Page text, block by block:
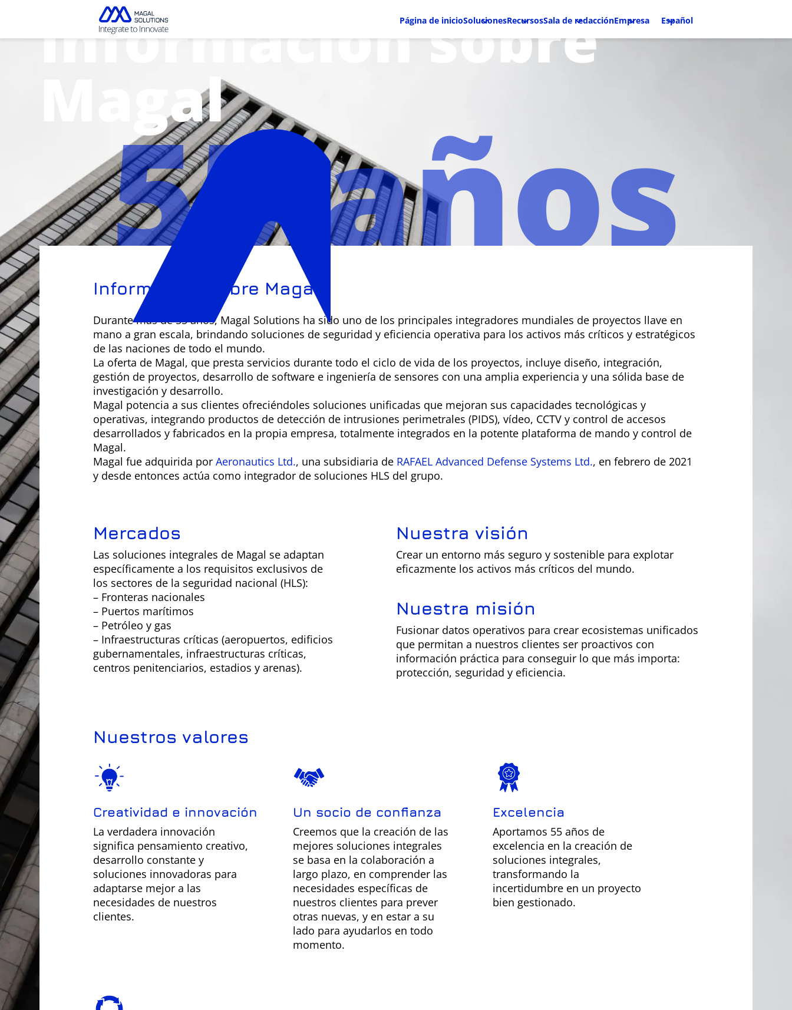
Página de inicioSolucionesRecursosSala de redacciónEmpresa Español
Información sobre
Magal
55 años
Información sobre Magal
Durante más de 55 años, Magal Solutions ha sido uno de los principales integradores mundiales de proyectos llave en
mano a gran escala, brindando soluciones de seguridad y eficiencia operativa para los activos más críticos y estratégicos
de las naciones de todo el mundo.
La oferta de Magal, que presta servicios durante todo el ciclo de vida de los proyectos, incluye diseño, integración,
gestión de proyectos, desarrollo de software e ingeniería de sensores con una amplia experiencia y una sólida base de
investigación y desarrollo.
Magal potencia a sus clientes ofreciéndoles soluciones unificadas que mejoran sus capacidades tecnológicas y
operativas, integrando productos de detección de intrusiones perimetrales (PIDS), vídeo, CCTV y control de accesos
desarrollados y fabricados en la propia empresa, totalmente integrados en la potente plataforma de mando y control de
Magal.
Magal fue adquirida por Aeronautics Ltd., una subsidiaria de RAFAEL Advanced Defense Systems Ltd., en febrero de 2021
y desde entonces actúa como integrador de soluciones HLS del grupo.
Mercados
Las soluciones integrales de Magal se adaptan
específicamente a los requisitos exclusivos de
los sectores de la seguridad nacional (HLS):
– Fronteras nacionales
– Puertos marítimos
– Petróleo y gas
– Infraestructuras críticas (aeropuertos, edificios
gubernamentales, infraestructuras críticas,
centros penitenciarios, estadios y arenas).
Nuestra visión
Crear un entorno más seguro y sostenible para explotar
eficazmente los activos más críticos del mundo.
Nuestra misión
Fusionar datos operativos para crear ecosistemas unificados
que permitan a nuestros clientes ser proactivos con
información práctica para conseguir lo que más importa:
protección, seguridad y eficiencia.
Nuestros valores
Creatividad e innovación
La verdadera innovación
significa pensamiento creativo,
desarrollo constante y
soluciones innovadoras para
adaptarse mejor a las
necesidades de nuestros
clientes.
Un socio de confianza
Creemos que la creación de las
mejores soluciones integrales
se basa en la colaboración a
largo plazo, en comprender las
necesidades específicas de
nuestros clientes para prever
otras nuevas, y en estar a su
lado para ayudarlos en todo
momento.
Excelencia
Aportamos 55 años de
excelencia en la creación de
soluciones integrales,
transformando la
incertidumbre en un proyecto
bien gestionado.